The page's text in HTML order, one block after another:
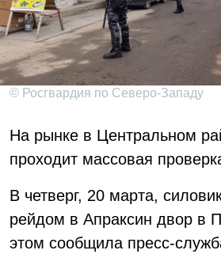
© Росгвардия по Северо-Западу
На рынке в Центральном
проходит массовая
В четверг, 20 марта,
рейдом в Апраксин двор в
этом сообщила пресс-